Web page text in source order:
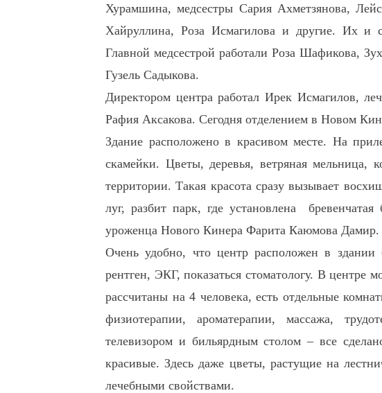
Хурамшина, медсестры Сария Ахметзянова,
Хайруллина, Роза Исмагилова и другие. Их и
Главной медсестрой работали Роза Шафикова,
Гузель Садыкова.
Директором центра работал Ирек Исмагилов,
Рафия Аксакова. Сегодня отделением в Новом
Здание расположено в красивом месте. На
скамейки. Цветы, деревья, ветряная мельница,
территории. Такая красота сразу вызывает
луг, разбит парк, где установлена
уроженца Нового Кинера Фарита Каюмова Дамир.
Очень удобно, что центр расположен в
рентген, ЭКГ, показаться стоматологу. В центре
рассчитаны на 4 человека, есть отдельные
физиотерапии, ароматерапии, массажа,
телевизором и бильярдным столом – все
красивые. Здесь даже цветы, растущие на
лечебными свойствами.